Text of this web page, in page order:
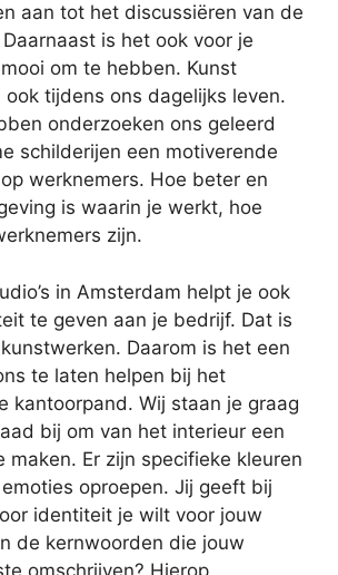
aan tot het discussiëren van de
is het ook voor je
om te hebben. Kunst
tijdens ons dagelijks leven.
onderzoeken ons geleerd
schilderijen een motiverende
werknemers. Hoe beter en
is waarin je werkt, hoe
zijn.
in Amsterdam helpt je ook
te geven aan je bedrijf. Dat is
Daarom is het een
te laten helpen bij het
kantoorpand. Wij staan je graag
bij om van het interieur een
maken. Er zijn specifieke kleuren
oproepen. Jij geeft bij
identiteit je wilt voor jouw
de kernwoorden die jouw
omschrijven? Hierop